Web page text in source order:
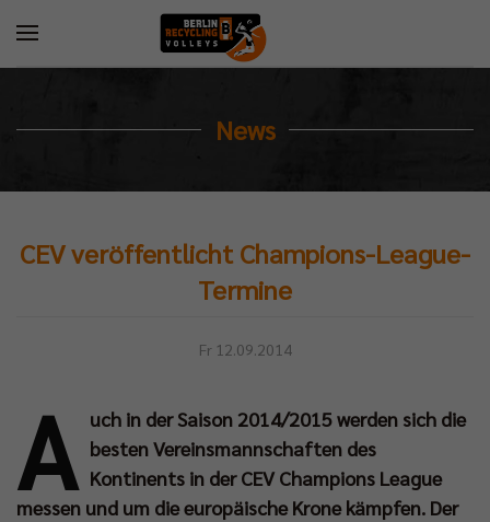
News
CEV veröffentlicht Champions-League-
Termine
Fr 12.09.2014
A uch in der Saison 2014/2015 werden sich die
besten Vereinsmannschaften des
Kontinents in der CEV Champions League
messen und um die europäische Krone kämpfen. Der